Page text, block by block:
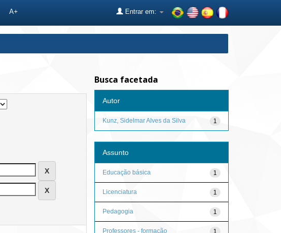
A+ Entrar em:
Busca facetada
Autor
1
Kunz, Sidelmar Alves da Silva
Assunto
1
Educação básica
1
Licenciatura
1
Pedagogia
1
Professores - formação